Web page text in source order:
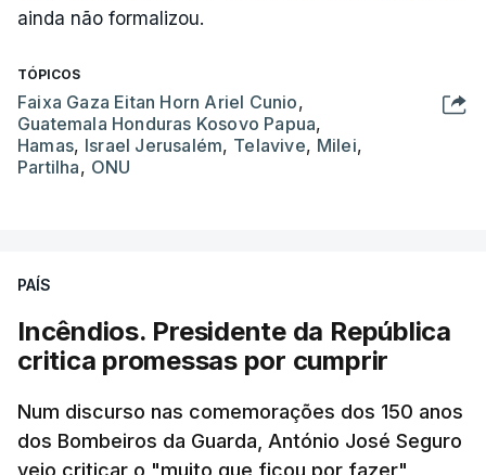
ainda não formalizou.
TÓPICOS
Faixa Gaza Eitan Horn Ariel Cunio,
Guatemala Honduras Kosovo Papua,
Hamas, Israel Jerusalém, Telavive, Milei,
Partilha, ONU
PAÍS
Incêndios. Presidente da República
critica promessas por cumprir
Num discurso nas comemorações dos 150 anos
dos Bombeiros da Guarda, António José Seguro
veio criticar o "muito que ficou por fazer"